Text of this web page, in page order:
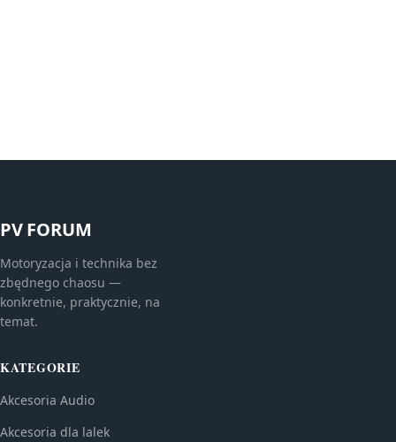
PV FORUM
Motoryzacja i technika bez
zbędnego chaosu —
konkretnie, praktycznie, na
temat.
KATEGORIE
Akcesoria Audio
Akcesoria dla lalek